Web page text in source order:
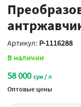
Артикул: P-1116288
В наличии
58 000сум / л
Оптовые цены